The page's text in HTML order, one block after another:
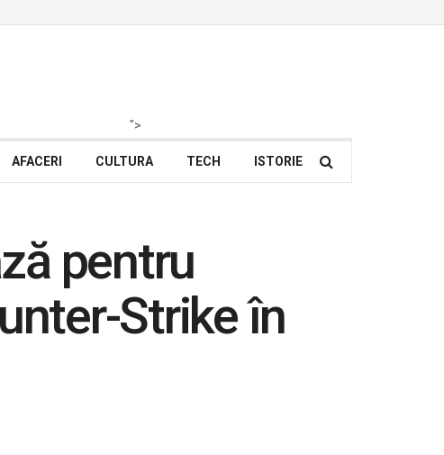
">
AFACERI CULTURA TECH ISTORIE
pentru
Strike în